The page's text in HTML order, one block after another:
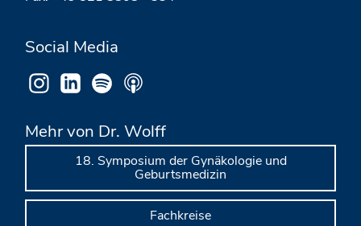
Social Media
Mehr von Dr. Wolff
18. Symposium der Gynäkologie und
Geburtsmedizin
Fachkreise